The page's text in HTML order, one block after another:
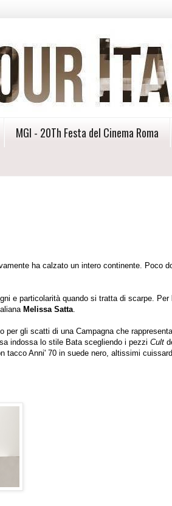
MGI - 20Th Festa del Cinema Roma
ha calzato un intero continente. Poco
e particolarità quando si tratta di scarpe. Per
Melissa Satta.
gli scatti di una Campagna che
indossa lo stile Bata scegliendo i pezzi Cult
tacco Anni' 70 in suede nero, altissimi